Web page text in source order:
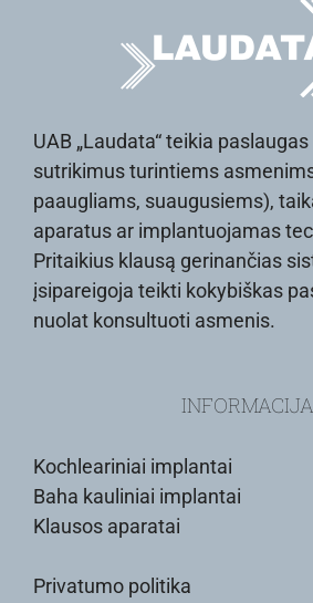
UAB „Laudata“ teikia
sutrikimus turintiems
paaugliams, suaugusiems),
aparatus ar implantuojamas
Pritaikius klausą gerinančias
įsipareigoja teikti kokybiškas
nuolat konsultuoti asmenis.
INFORMACIJA
Kochleariniai implantai
Baha kauliniai implantai
Klausos aparatai
Privatumo politika